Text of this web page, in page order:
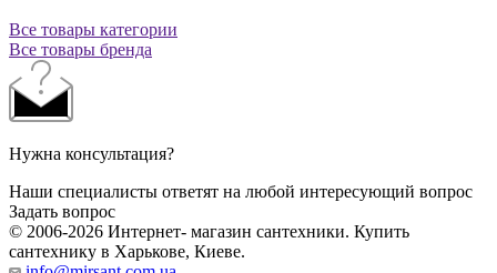
Все товары категории
Все товары бренда
Нужна консультация?
Наши специалисты ответят на любой интересующий вопрос
Задать вопрос
© 2006-2026 Интернет- магазин сантехники. Купить
сантехнику в Харькове, Киеве.